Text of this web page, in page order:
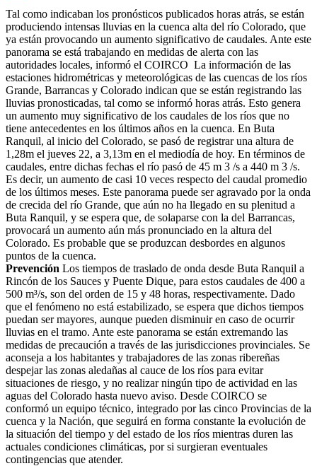
Compartir
Tal como indicaban los pronósticos publicados horas atrás, se están
produciendo intensas lluvias en la cuenca alta del río Colorado, que
ya están provocando un aumento significativo de caudales. Ante este
panorama se está trabajando en medidas de alerta con las
autoridades locales, informó el COIRCO La información de las
estaciones hidrométricas y meteorológicas de las cuencas de los ríos
Grande, Barrancas y Colorado indican que se están registrando las
lluvias pronosticadas, tal como se informó horas atrás. Esto genera
un aumento muy significativo de los caudales de los ríos que no
tiene antecedentes en los últimos años en la cuenca. En Buta
Ranquil, al inicio del Colorado, se pasó de registrar una altura de
1,28m el jueves 22, a 3,13m en el mediodía de hoy. En términos de
caudales, entre dichas fechas el río pasó de 45 m 3 /s a 440 m 3 /s.
Es decir, un aumento de casi 10 veces respecto del caudal promedio
de los últimos meses. Este panorama puede ser agravado por la onda
de crecida del río Grande, que aún no ha llegado en su plenitud a
Buta Ranquil, y se espera que, de solaparse con la del Barrancas,
provocará un aumento aún más pronunciado en la altura del
Colorado. Es probable que se produzcan desbordes en algunos
puntos de la cuenca.
Prevención Los tiempos de traslado de onda desde Buta Ranquil a
Rincón de los Sauces y Puente Dique, para estos caudales de 400 a
500 m³/s, son del orden de 15 y 48 horas, respectivamente. Dado
que el fenómeno no está estabilizado, se espera que dichos tiempos
puedan ser mayores, aunque pueden disminuir en caso de ocurrir
lluvias en el tramo. Ante este panorama se están extremando las
medidas de precaución a través de las jurisdicciones provinciales. Se
aconseja a los habitantes y trabajadores de las zonas ribereñas
despejar las zonas aledañas al cauce de los ríos para evitar
situaciones de riesgo, y no realizar ningún tipo de actividad en las
aguas del Colorado hasta nuevo aviso. Desde COIRCO se
conformó un equipo técnico, integrado por las cinco Provincias de la
cuenca y la Nación, que seguirá en forma constante la evolución de
la situación del tiempo y del estado de los ríos mientras duren las
actuales condiciones climáticas, por si surgieran eventuales
contingencias que atender.